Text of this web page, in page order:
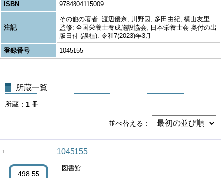
ISBN
9784804115009
注記
その他の著者: 渡辺優奈, 川野因, 多田由紀, 横山友里
監修: 全国栄養士養成施設協会, 日本栄養士会 奥付の出
版日付 (誤植): 令和7(2023)年3月
登録番号
1045155
所蔵一覧
所蔵 1 冊
並べ替える
1
498.55
1045155
図書館